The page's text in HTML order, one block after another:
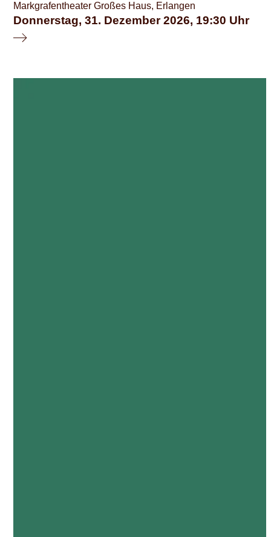
Markgrafentheater Großes Haus, Erlangen
Donnerstag, 31. Dezember 2026 19:30